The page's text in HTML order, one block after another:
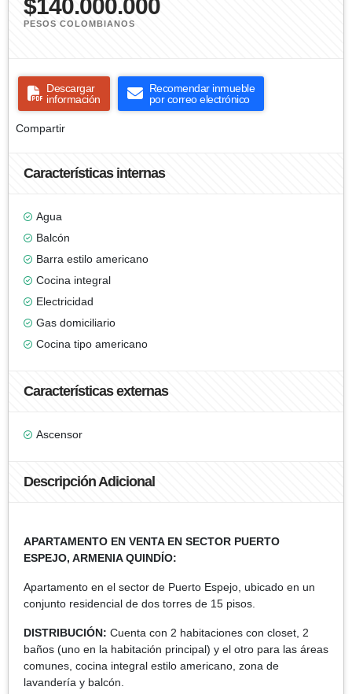
$140.000.000
PESOS COLOMBIANOS
Descargar
información
Recomendar inmueble
por correo electrónico
Compartir
Características internas
Agua
Balcón
Barra estilo americano
Cocina integral
Electricidad
Gas domiciliario
Cocina tipo americano
Características externas
Ascensor
Descripción Adicional
APARTAMENTO EN VENTA EN SECTOR PUERTO
ESPEJO, ARMENIA QUINDÍO:
Apartamento en el sector de Puerto Espejo, ubicado en un
conjunto residencial de dos torres de 15 pisos.
DISTRIBUCIÓN: Cuenta con 2 habitaciones con closet, 2
baños (uno en la habitación principal) y el otro para las áreas
comunes, cocina integral estilo americano, zona de
lavandería y balcón.